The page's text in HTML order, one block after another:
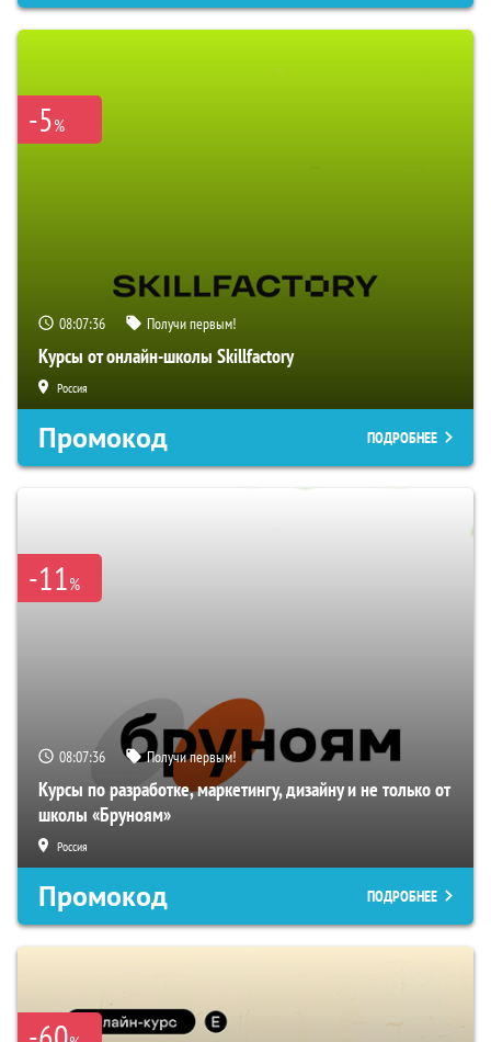
-5%
08:07:35 Получи первым!
Курсы от онлайн-школы Skillfactory
Россия
Промокод ПОДРОБНЕЕ
-11%
08:07:35 Получи первым!
Курсы по разработке, маркетингу, дизайну и не только от
школы «Бруноям»
Россия
Промокод ПОДРОБНЕЕ